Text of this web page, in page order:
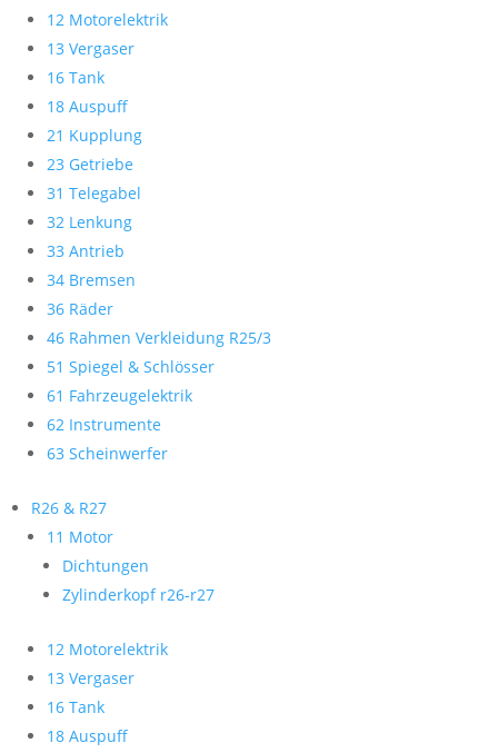
12 Motorelektrik
13 Vergaser
16 Tank
18 Auspuff
21 Kupplung
23 Getriebe
31 Telegabel
32 Lenkung
33 Antrieb
34 Bremsen
36 Räder
46 Rahmen Verkleidung R25/3
51 Spiegel & Schlösser
61 Fahrzeugelektrik
62 Instrumente
63 Scheinwerfer
R26 & R27
11 Motor
Dichtungen
Zylinderkopf r26-r27
12 Motorelektrik
13 Vergaser
16 Tank
18 Auspuff